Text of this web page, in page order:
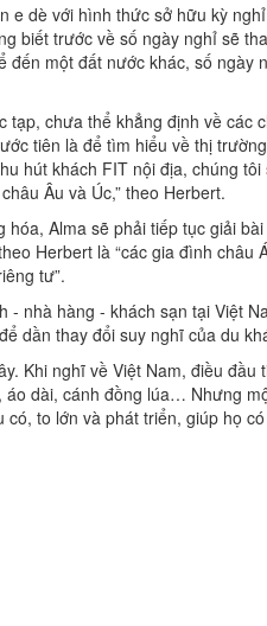
e dè với hình thức sở hữu kỳ
biết trước về số ngày nghỉ sẽ
một đất nước khác, số
chưa thể khẳng định về các
tiên là để tìm hiểu về thị
hút khách FIT nội địa, chúng
Âu và Úc,” theo Herbert.
Alma sẽ phải tiếp tục giải
Herbert là “các gia đình
tư”.
nhà hàng - khách sạn tại Việt
dần thay đổi suy nghĩ của du
Khi nghĩ về Việt Nam, điều
dài, cánh đồng lúa… Nhưng
to lớn và phát triển, giúp họ